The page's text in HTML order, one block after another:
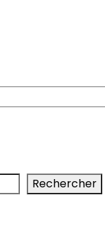
Rechercher